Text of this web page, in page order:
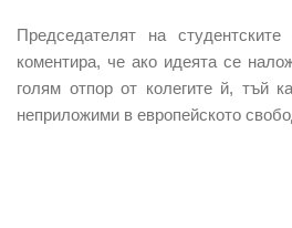
Председателят на
коментира, че ако идеята се
голям отпор от колегите й, тъй
неприложими в европейското